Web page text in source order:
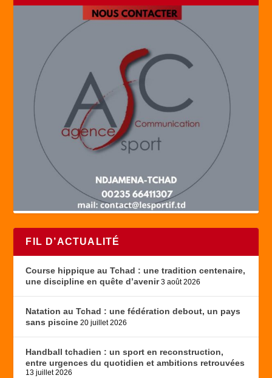
FIL D’ACTUALITÉ
Course hippique au Tchad : une tradition centenaire,
une discipline en quête d’avenir 3 août 2026
Natation au Tchad : une fédération debout, un pays
sans piscine 20 juillet 2026
Handball tchadien : un sport en reconstruction,
entre urgences du quotidien et ambitions retrouvées
13 juillet 2026